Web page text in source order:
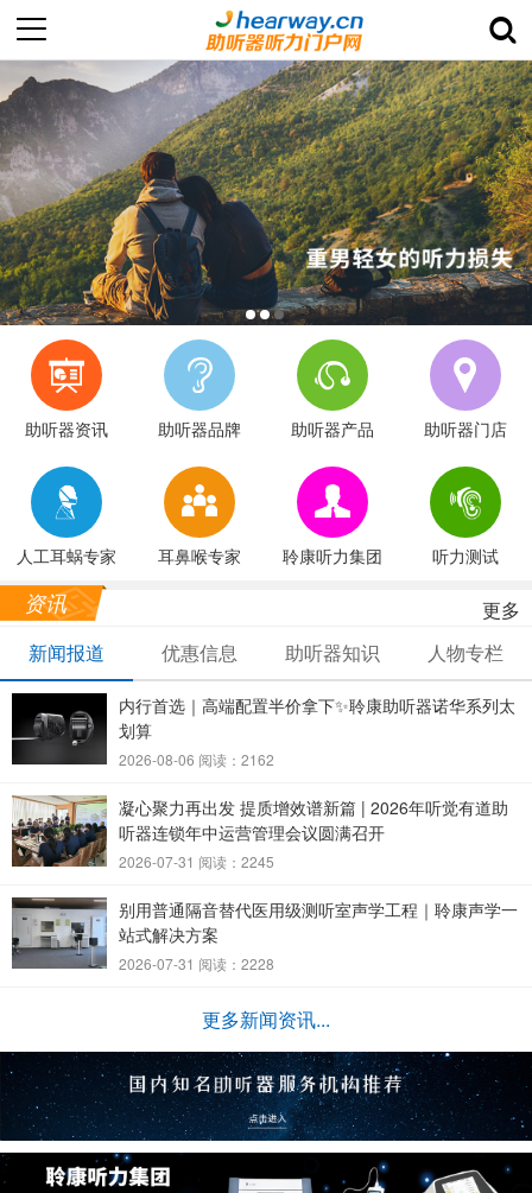
助听器资讯 助听器品牌 助听器产品 助听器门店
人工耳蜗专家 耳鼻喉专家 聆康听力集团 听力测试
资讯
更多
新闻报道
优惠信息 助听器知识 人物专栏
内行首选｜高端配置半价拿下✨聆康助听器诺华系列太
划算
2026-08-06 阅读：2162
凝心聚力再出发 提质增效谱新篇 | 2026年听觉有道助
听器连锁年中运营管理会议圆满召开
2026-07-31 阅读：2245
别用普通隔音替代医用级测听室声学工程｜聆康声学一
站式解决方案
2026-07-31 阅读：2228
更多新闻资讯...